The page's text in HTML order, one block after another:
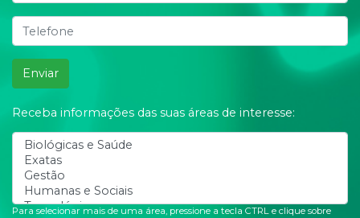
Enviar
Receba informações das suas áreas de interesse:
Para selecionar mais de uma área, pressione a tecla CTRL e clique sobre